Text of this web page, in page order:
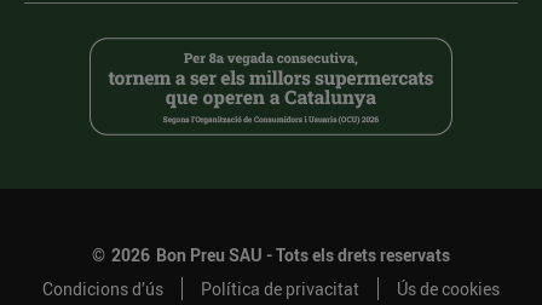
© 2026 Bon Preu SAU - Tots els drets reservats
Condicions d’ús
Política de privacitat Ús de cookies